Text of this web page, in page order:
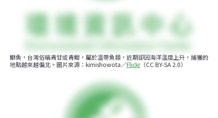
鰤魚，台灣俗稱青甘或青魽，屬於溫帶魚類，近期卻因海洋溫度上升，捕獲的
地點越來越偏北。圖片來源：kimishowota／Flickr（CC BY-SA 2.0）